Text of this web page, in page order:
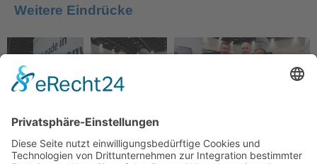
Weitere Eindrücke